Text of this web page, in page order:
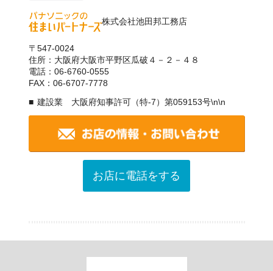
株式会社池田邦工務店
〒547-0024
住所：大阪府大阪市平野区瓜破４－２－４８
電話：06-6760-0555
FAX：06-6707-7778
建設業 大阪府知事許可（特-7）第059153号\n\n
お店に電話をする